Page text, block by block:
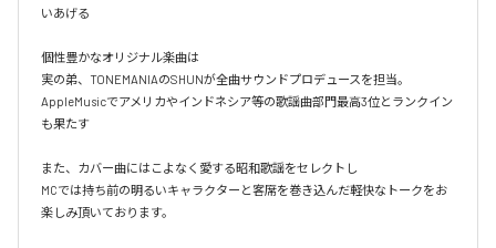
いあげる
個性豊かなオリジナル楽曲は
実の弟、TONEMANIAのSHUNが全曲サウンドプロデュースを担当。
AppleMusicでアメリカやインドネシア等の歌謡曲部門最高3位とランクイン
も果たす
また、カバー曲にはこよなく愛する昭和歌謡をセレクトし
MCでは持ち前の明るいキャラクターと客席を巻き込んだ軽快なトークをお
楽しみ頂いております。